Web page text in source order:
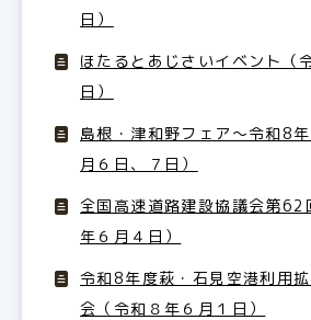
日）
ほたるとあじさいイベント（
日）
島根・津和野フェア～令和8
月６日、７日）
全国高速道路建設協議会第62
年６月４日）
令和8年度萩・石見空港利用
会（令和８年６月１日）